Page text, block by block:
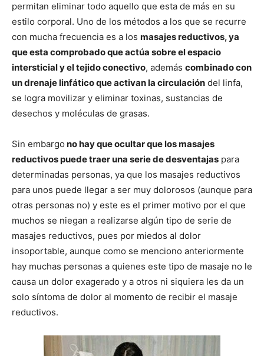
permitan eliminar todo aquello que esta de más en su
estilo corporal. Uno de los métodos a los que se recurre
con mucha frecuencia es a los masajes reductivos, ya
que esta comprobado que actúa sobre el espacio
intersticial y el tejido conectivo, además combinado con
un drenaje linfático que activan la circulación del linfa,
se logra movilizar y eliminar toxinas, sustancias de
desechos y moléculas de grasas.
Sin embargo no hay que ocultar que los masajes
reductivos puede traer una serie de desventajas para
determinadas personas, ya que los masajes reductivos
para unos puede llegar a ser muy dolorosos (aunque para
otras personas no) y este es el primer motivo por el que
muchos se niegan a realizarse algún tipo de serie de
masajes reductivos, pues por miedos al dolor
insoportable, aunque como se menciono anteriormente
hay muchas personas a quienes este tipo de masaje no le
causa un dolor exagerado y a otros ni siquiera les da un
solo síntoma de dolor al momento de recibir el masaje
reductivos.